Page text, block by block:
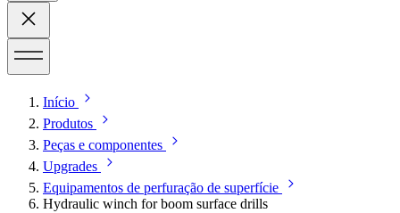
Início
Produtos
Peças e componentes
Upgrades
Equipamentos de perfuração de superfície
Hydraulic winch for boom surface drills